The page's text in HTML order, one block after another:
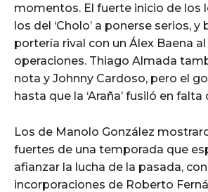
momentos. El fuerte inicio de los
los del ‘Cholo’ a ponerse serios, y
portería rival con un Álex Baena
operaciones. Thiago Almada
nota y Johnny Cardoso, pero el
hasta que la ‘Araña’ fusiló en falta
Los de Manolo González
fuertes de una temporada que
afianzar la lucha de la pasada,
incorporaciones de Roberto